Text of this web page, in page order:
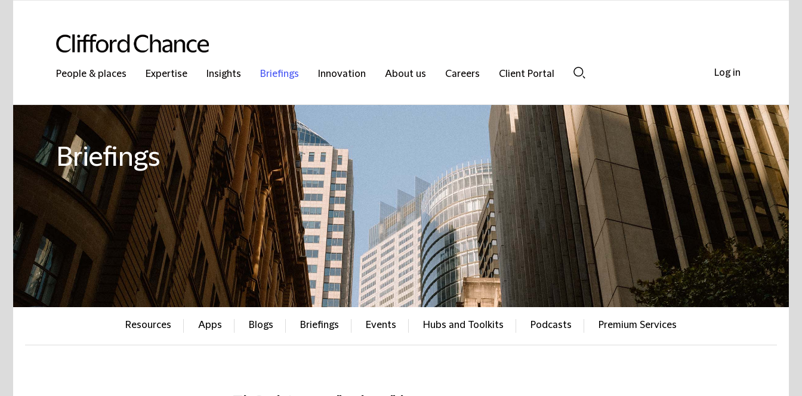
People & places Expertise Insights Briefings Innovation About us Careers
Client Portal
Briefings
Resources Apps Blogs Briefings Events Hubs and Toolkits Podcasts Premium Services
Log in